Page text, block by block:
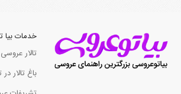
خدمات بیا
تالار
باغ تالار